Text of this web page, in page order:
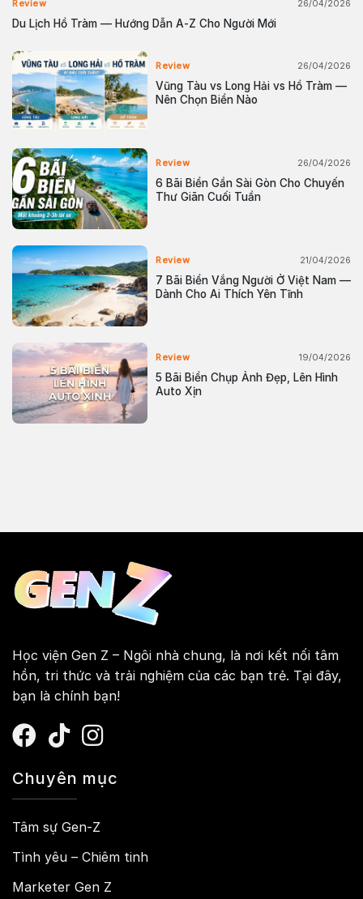
Review
Du Lịch Hồ Tràm — Hướng Dẫn A-Z Cho Người Mới
26/04/2026
Review
Vũng Tàu vs Long Hải vs Hồ Tràm —
Nên Chọn Biển Nào
26/04/2026
Review
6 Bãi Biển Gần Sài Gòn Cho Chuyến
Thư Giãn Cuối Tuần
26/04/2026
Review
7 Bãi Biển Vắng Người Ở Việt Nam —
Dành Cho Ai Thích Yên Tĩnh
21/04/2026
Review
5 Bãi Biển Chụp Ảnh Đẹp, Lên Hình
Auto Xịn
19/04/2026
Học viện Gen Z – Ngôi nhà chung, là nơi kết nối tâm
hồn, tri thức và trải nghiệm của các bạn trẻ. Tại đây,
bạn là chính bạn!
Chuyên mục
Tâm sự Gen-Z
Tình yêu – Chiêm tinh
Marketer Gen Z